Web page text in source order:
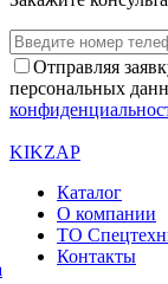
Отправляя
персональных
KIKZAP
Каталог
О компании
ТО
Контакты